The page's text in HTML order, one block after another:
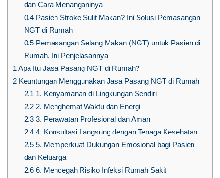
dan Cara Menanganinya
0.4Pasien Stroke Sulit Makan? Ini Solusi Pemasangan
NGT di Rumah
0.5Pemasangan Selang Makan (NGT) untuk Pasien di
Rumah, Ini Penjelasannya
1Apa Itu Jasa Pasang NGT di Rumah?
2 Keuntungan Menggunakan Jasa Pasang NGT di Rumah
2.11. Kenyamanan di Lingkungan Sendiri
2.22. Menghemat Waktu dan Energi
2.33. Perawatan Profesional dan Aman
2.44. Konsultasi Langsung dengan Tenaga Kesehatan
2.55. Memperkuat Dukungan Emosional bagi Pasien
dan Keluarga
2.66. Mencegah Risiko Infeksi Rumah Sakit